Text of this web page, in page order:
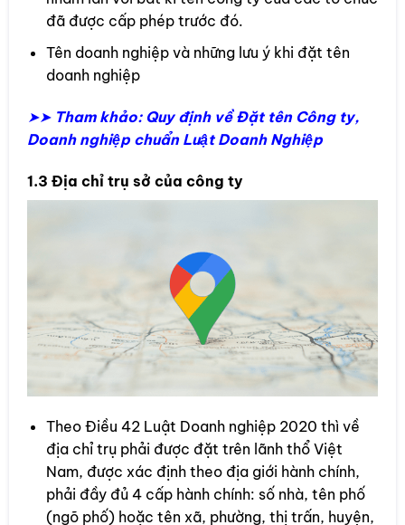
đã được cấp phép trước đó.
Tên doanh nghiệp và những lưu ý khi đặt tên
doanh nghiệp
➤➤ Tham khảo: Quy định về Đặt tên Công ty,
Doanh nghiệp chuẩn Luật Doanh Nghiệp
1.3 Địa chỉ trụ sở của công ty
Theo Điều 42 Luật Doanh nghiệp 2020 thì về
địa chỉ trụ phải được đặt trên lãnh thổ Việt
Nam, được xác định theo địa giới hành chính,
phải đầy đủ 4 cấp hành chính: số nhà, tên phố
(ngõ phố) hoặc tên xã, phường, thị trấn, huyện,